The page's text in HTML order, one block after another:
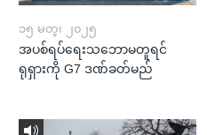
၁၅ မတ္၊ ၂၀၂၅
အပစ်ရပ်ရေးသဘောမတူရင်
ရုရှားကို G7 ဒဏ်ခတ်မည်